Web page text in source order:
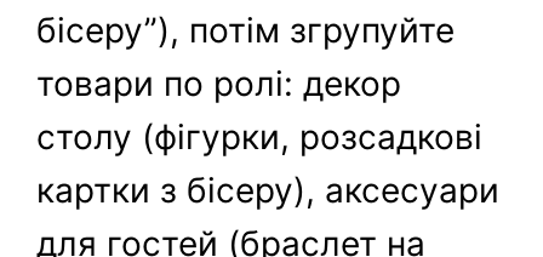
бісеру”), потім згрупуйте
товари по ролі: декор
столу (фігурки, розсадкові
картки з бісеру), аксесуари
для гостей (браслет на